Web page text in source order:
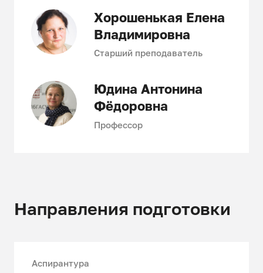
Хорошенькая Елена
Владимировна
Старший преподаватель
Юдина Антонина
Фёдоровна
Профессор
Направления подготовки
Аспирантура